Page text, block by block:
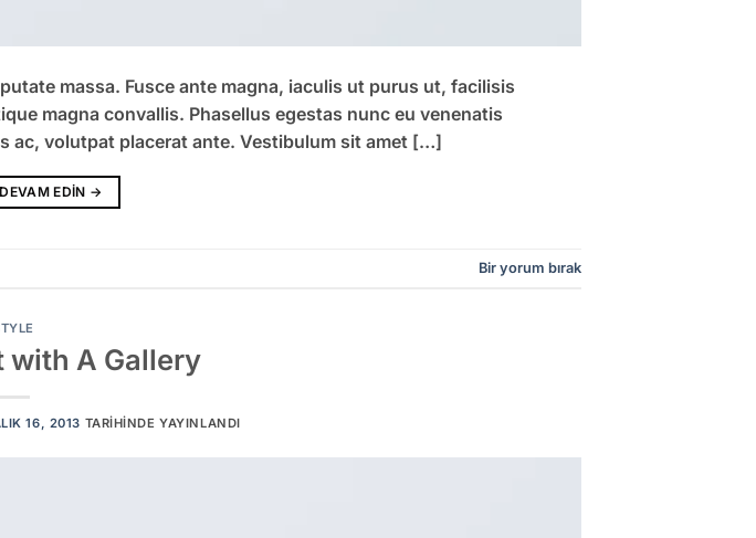
massa. Fusce ante magna, iaculis ut purus ut, facilisis
magna convallis. Phasellus egestas nunc eu venenatis
ac, volutpat placerat ante. Vestibulum sit amet […]
EDIN →
Bir yorum bırak
with A Gallery
16, 2013 TARIHINDE YAYINLANDI